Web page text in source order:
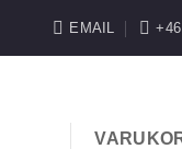
EMAIL